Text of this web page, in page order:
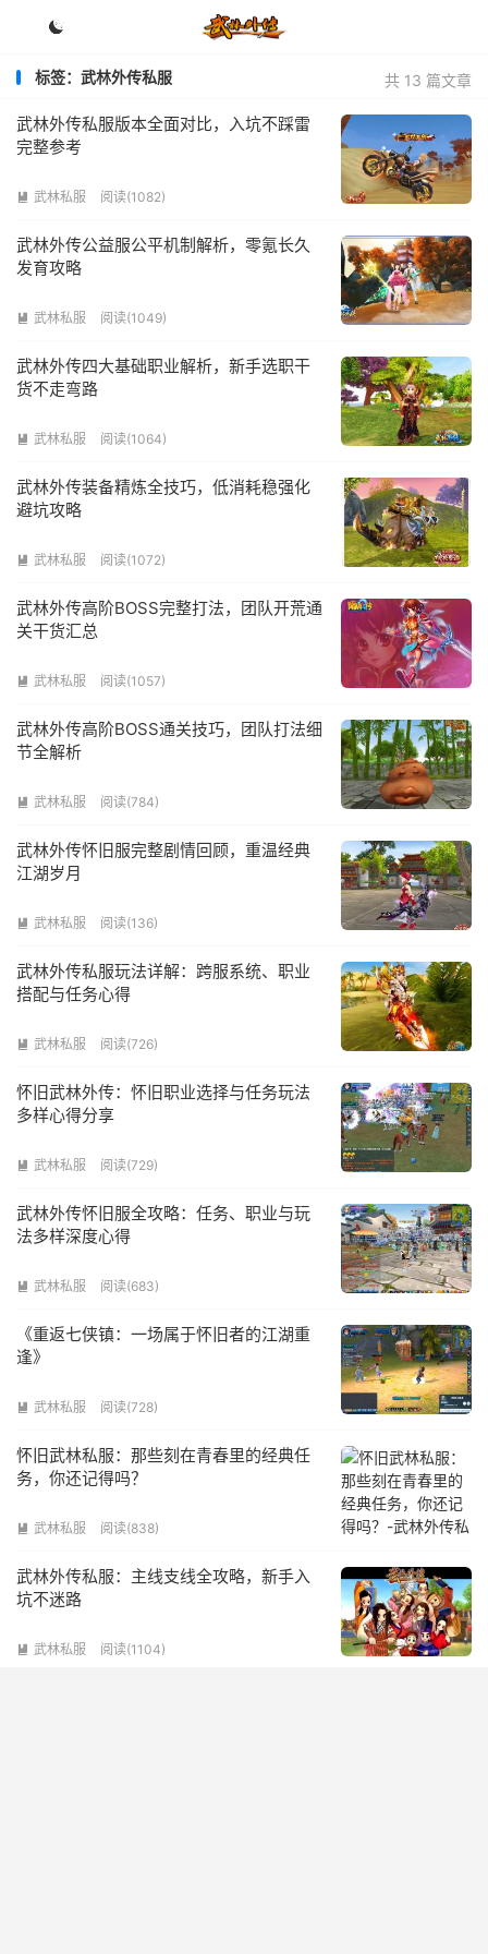

共 13 篇文章
标签：武林外传私服
武林外传私服版本全面对比，入坑不踩雷
完整参考
 武林私服 阅读(1082)
武林外传公益服公平机制解析，零氪长久
发育攻略
 武林私服 阅读(1049)
武林外传四大基础职业解析，新手选职干
货不走弯路
 武林私服 阅读(1064)
武林外传装备精炼全技巧，低消耗稳强化
避坑攻略
 武林私服 阅读(1072)
武林外传高阶BOSS完整打法，团队开荒通
关干货汇总
 武林私服 阅读(1057)
武林外传高阶BOSS通关技巧，团队打法细
节全解析
 武林私服 阅读(784)
武林外传怀旧服完整剧情回顾，重温经典
江湖岁月
 武林私服 阅读(136)
武林外传私服玩法详解：跨服系统、职业
搭配与任务心得
 武林私服 阅读(726)
怀旧武林外传：怀旧职业选择与任务玩法
多样心得分享
 武林私服 阅读(729)
武林外传怀旧服全攻略：任务、职业与玩
法多样深度心得
 武林私服 阅读(683)
《重返七侠镇：一场属于怀旧者的江湖重
逢》‌
 武林私服 阅读(728)
怀旧武林私服：那些刻在青春里的经典任
务，你还记得吗？
 武林私服 阅读(838)
武林外传私服：主线支线全攻略，新手入
坑不迷路
 武林私服 阅读(1104)